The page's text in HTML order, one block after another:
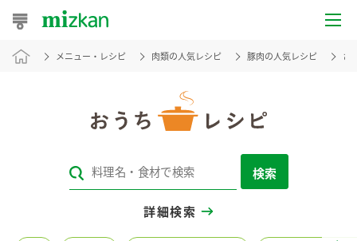
おうちレシピ
レシピカテゴリ一覧
メニュー・レシピ 肉類の人気レシピ 豚肉の人気レシピ さ
検索
詳細検索